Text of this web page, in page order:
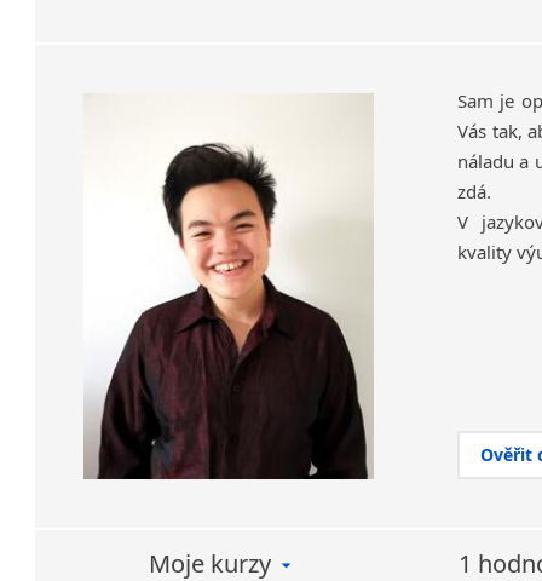
Sam je
Vás tak,
náladu a
zdá.
V
kvality
Ověřit
Moje kurzy 1